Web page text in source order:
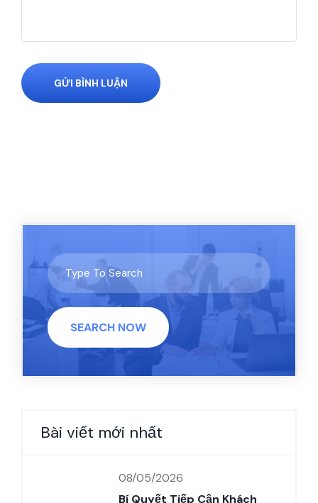
GỬI BÌNH LUẬN
SEARCH NOW
Bài viết mới nhất
08/05/2026
Bí Quyết Tiếp Cận Khách